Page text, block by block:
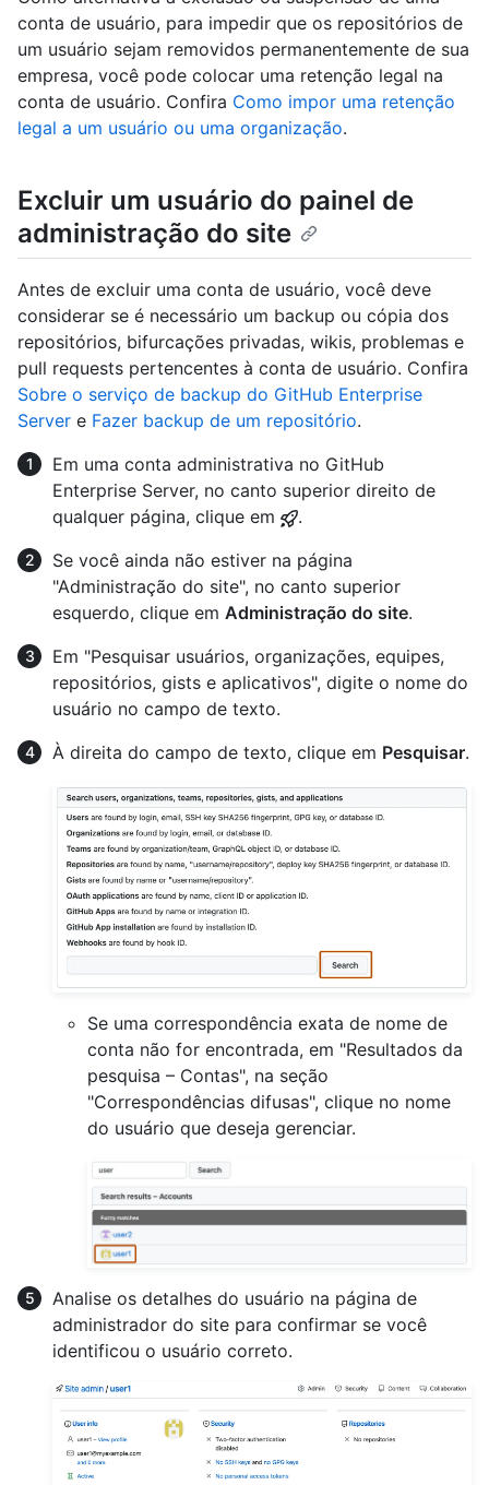
conta de usuário, para impedir que os repositórios de
um usuário sejam removidos permanentemente de sua
empresa, você pode colocar uma retenção legal na
conta de usuário. Confira Como impor uma retenção
legal a um usuário ou uma organização.
Excluir um usuário do painel de
administração do site
Antes de excluir uma conta de usuário, você deve
considerar se é necessário um backup ou cópia dos
repositórios, bifurcações privadas, wikis, problemas e
pull requests pertencentes à conta de usuário. Confira
Sobre o serviço de backup do GitHub Enterprise
Server e Fazer backup de um repositório.
Em uma conta administrativa no GitHub
Enterprise Server, no canto superior direito de
qualquer página, clique em
.
Se você ainda não estiver na página
"Administração do site", no canto superior
esquerdo, clique em Administração do site.
Em "Pesquisar usuários, organizações, equipes,
repositórios, gists e aplicativos", digite o nome do
usuário no campo de texto.
À direita do campo de texto, clique em Pesquisar.
Se uma correspondência exata de nome de
conta não for encontrada, em "Resultados da
pesquisa – Contas", na seção
"Correspondências difusas", clique no nome
do usuário que deseja gerenciar.
Analise os detalhes do usuário na página de
administrador do site para confirmar se você
identificou o usuário correto.